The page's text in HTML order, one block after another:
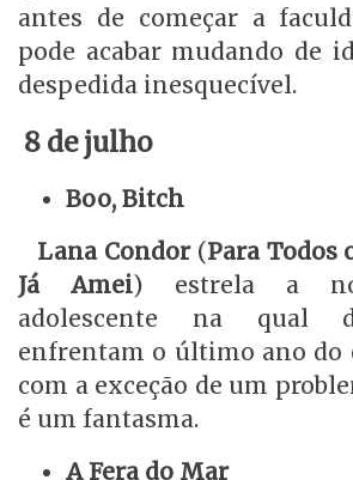
antes de começar a
pode acabar mudando de
despedida inesquecível.
8 de julho
Boo, Bitch
Lana Condor(Para Todos
Já Amei) estrela a
adolescente na qual
enfrentam o último ano do
com a exceção de um
é um fantasma.
A Fera do Mar